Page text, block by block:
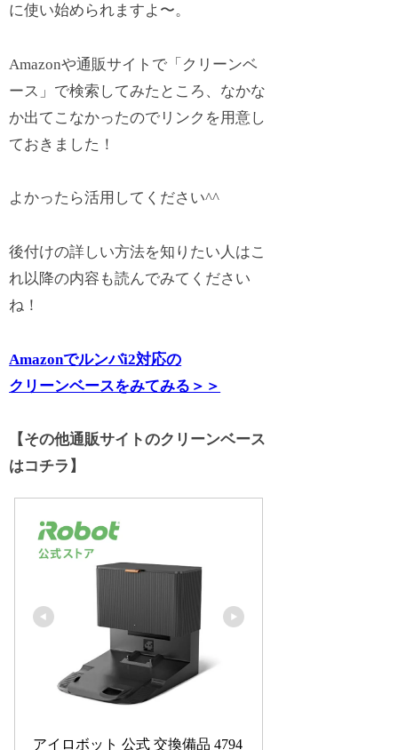
に使い始められますよ〜。
Amazonや通販サイトで「クリーンベ
ース」で検索してみたところ、なかな
か出てこなかったのでリンクを用意し
ておきました！
よかったら活用してください^^
後付けの詳しい方法を知りたい人はこ
れ以降の内容も読んでみてください
ね！
Amazonでルンバi2対応の
クリーンベースをみてみる＞＞
【その他通販サイトのクリーンベース
はコチラ】
アイロボット 公式 交換備品 4794